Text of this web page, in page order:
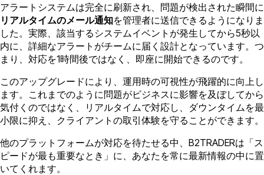
アラートシステムは完全に刷新され、問題が検出された瞬間に
リアルタイムのメール通知を管理者に送信できるようになりま
した。実際、該当するシステムイベントが発生してから5秒以
内に、詳細なアラートがチームに届く設計となっています。つ
まり、対応を1時間後ではなく、即座に開始できるのです。
このアップグレードにより、運用時の可視性が飛躍的に向上し
ます。これまでのように問題がビジネスに影響を及ぼしてから
気付くのではなく、リアルタイムで対応し、ダウンタイムを最
小限に抑え、クライアントの取引体験を守ることができます。
他のプラットフォームが対応を待たせる中、B2TRADERは「ス
ピードが最も重要なとき」に、あなたを常に最新情報の中に置
いてくれます。